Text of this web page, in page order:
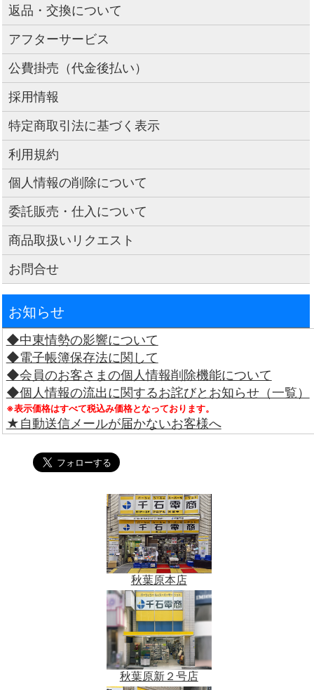
返品・交換について
アフターサービス
公費掛売（代金後払い）
採用情報
特定商取引法に基づく表示
利用規約
個人情報の削除について
委託販売・仕入について
商品取扱いリクエスト
お問合せ
お知らせ
◆中東情勢の影響について
◆電子帳簿保存法に関して
◆会員のお客さまの個人情報削除機能について
◆個人情報の流出に関するお詫びとお知らせ（一覧）
※表示価格はすべて税込み価格となっております。
★自動送信メールが届かないお客様へ
秋葉原本店
秋葉原新２号店